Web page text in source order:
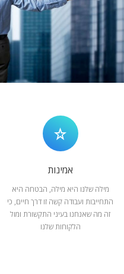
לקוחות – משרד יחסי
חדר חדשות
המלצות
צור קשר
אמינות
מילה שלנו היא מילה, הבטחה היא
התחייבות ועבודה קשה זו דרך חיים, כי
זה מה שאנחנו בעיני התקשורת ומול
הלקוחות שלנו